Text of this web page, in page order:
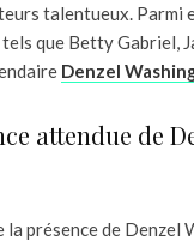
talentueux. Parmi
que Betty Gabriel,
Denzel
attendue de
la présence de Denzel